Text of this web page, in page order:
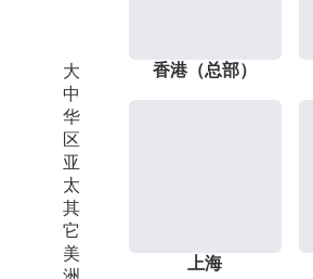
大
中
华
区
亚
太
其
它
美
香港（总部）
上海